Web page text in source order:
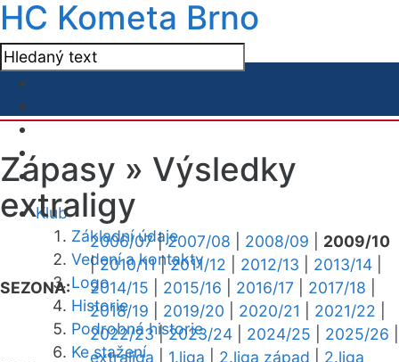
HC Kometa Brno
Klub
Základní údaje
Vedení a kontakty
Logo
Historie
Podrobná historie
Ke stažení
Zápasy » Výsledky
extraligy
SEZONA:
2006/07|2007/08 2008/09
2009/10
|2010/11|2011/12 2012/13 2013/14
2014/15
2015/16 2016/17 2017/18
2018/19
2019/20 2020/21 2021/22
2022/23|2023/24 2024/25 2025/26
extraliga 1.liga 2.liga západ
2.liga